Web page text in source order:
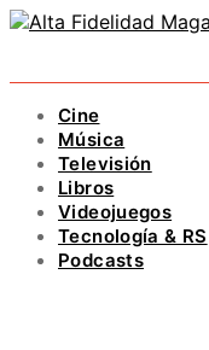
Cine
Música
Televisión
Libros
Videojuegos
Tecnología & RS
Podcasts